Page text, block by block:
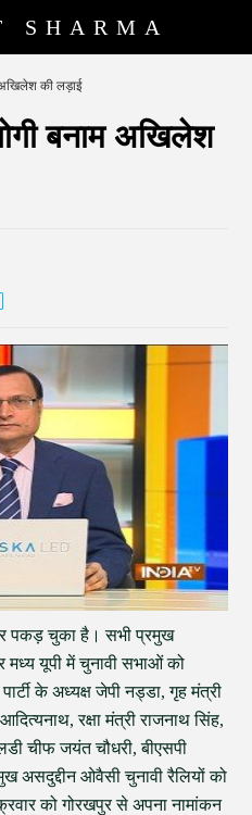
SHARMA
अखिलेश की लड़ाई
बनाम अखिलेश
पकड़ चुका है। सभी प्रमुख
मध्य यूपी में चुनावी सभाओं को
के अध्यक्ष जेपी नड्डा, गृह मंत्री
रक्षा मंत्री राजनाथ सिंह,
चीफ जयंत चौधरी, बीएसपी
असदुद्दीन ओवैसी चुनावी रैलियों को
को गोरखपुर से अपना नामांकन